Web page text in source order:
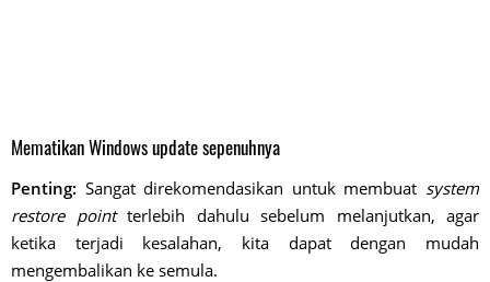
Mematikan Windows update sepenuhnya
Penting: Sangat direkomendasikan untuk membuat system
restore pointterlebih dahulu sebelum melanjutkan, agar
ketika terjadi kesalahan, kita dapat dengan mudah
mengembalikan ke semula.